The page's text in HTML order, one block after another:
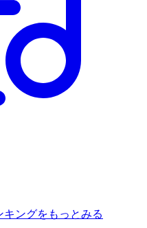
キングをもっとみる